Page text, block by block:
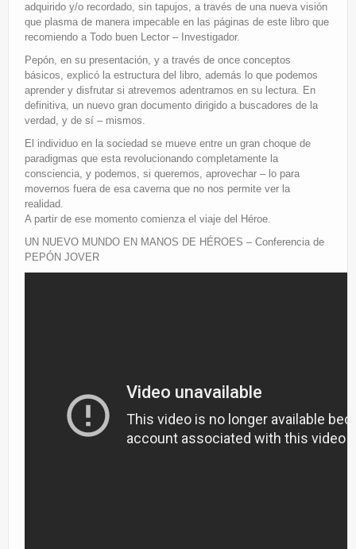
adquirido y/o recordado, sin tapujos, a través de una nueva visión
que plasma de manera impecable en las páginas de este libro que
recomiendo a Todo buen Lector – Investigador.
Pepón, en su presentación, y a través de once conceptos
básicos, explicó la estructura del libro, además lo que podemos
aprender y disfrutar si atrevemos adentramos en su lectura. En
definitiva, un nuevo gran documento dirigido a buscadores de la
verdad, y de sí – mismos.
El individuo en la sociedad se mueve entre un gran choque de
paradigmas que esta revolucionando completamente la
consciencia, y podemos, si queremos, aprovechar – lo para
movernos fuera de esa caverna que no nos permite ver la
realidad.
A partir de ese momento comienza el viaje del Héroe.
UN NUEVO MUNDO EN MANOS DE HÉROES – Conferencia de
PEPÓN JOVER